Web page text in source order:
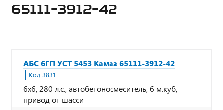
65111-3912-42
АБС 6ГП УСТ 5453 Камаз 65111-3912-42
Код:3831
6х6, 280 л.с., автобетоносмеситель, 6 м.куб,
привод от шасси